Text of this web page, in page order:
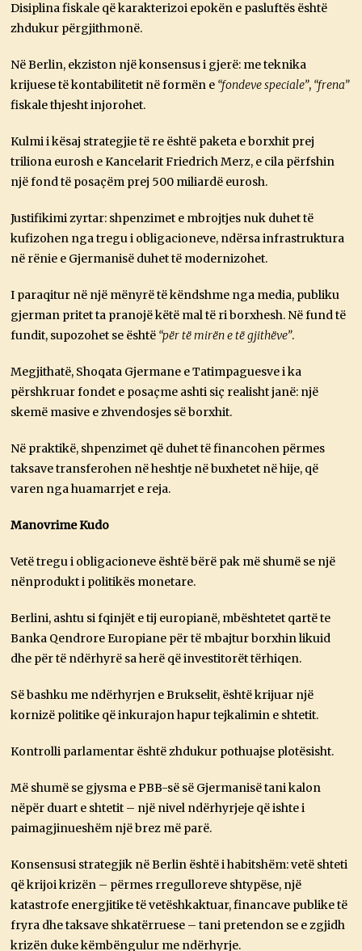
Disiplina fiskale që karakterizoi epokën e pasluftës është
zhdukur përgjithmonë.
Në Berlin, ekziston një konsensus i gjerë: me teknika
krijuese të kontabilitetit në formën e “fondeve speciale”, “frena”
fiskale thjesht injorohet.
Kulmi i kësaj strategjie të re është paketa e borxhit prej
triliona eurosh e Kancelarit Friedrich Merz, e cila përfshin
një fond të posaçëm prej 500 miliardë eurosh.
Justifikimi zyrtar: shpenzimet e mbrojtjes nuk duhet të
kufizohen nga tregu i obligacioneve, ndërsa infrastruktura
në rënie e Gjermanisë duhet të modernizohet.
I paraqitur në një mënyrë të këndshme nga media, publiku
gjerman pritet ta pranojë këtë mal të ri borxhesh. Në fund të
fundit, supozohet se është “për të mirën e të gjithëve”.
Megjithatë, Shoqata Gjermane e Tatimpaguesve i ka
përshkruar fondet e posaçme ashti siç realisht janë: një
skemë masive e zhvendosjes së borxhit.
Në praktikë, shpenzimet që duhet të financohen përmes
taksave transferohen në heshtje në buxhetet në hije, që
varen nga huamarrjet e reja.
Manovrime Kudo
Vetë tregu i obligacioneve është bërë pak më shumë se një
nënprodukt i politikës monetare.
Berlini, ashtu si fqinjët e tij europianë, mbështetet qartë te
Banka Qendrore Europiane për të mbajtur borxhin likuid
dhe për të ndërhyrë sa herë që investitorët tërhiqen.
Së bashku me ndërhyrjen e Brukselit, është krijuar një
kornizë politike që inkurajon hapur tejkalimin e shtetit.
Kontrolli parlamentar është zhdukur pothuajse plotësisht.
Më shumë se gjysma e PBB-së së Gjermanisë tani kalon
nëpër duart e shtetit – një nivel ndërhyrjeje që ishte i
paimagjinueshëm një brez më parë.
Konsensusi strategjik në Berlin është i habitshëm: vetë shteti
që krijoi krizën – përmes rregulloreve shtypëse, një
katastrofe energjitike të vetëshkaktuar, financave publike të
fryra dhe taksave shkatërruese – tani pretendon se e zgjidh
krizën duke këmbëngulur me ndërhyrje.